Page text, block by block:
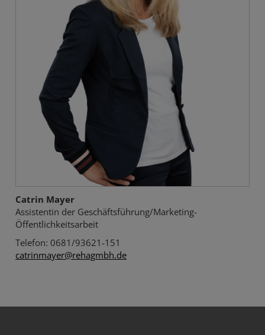
Catrin Mayer
Assistentin der Geschäftsführung/Marketing-
Öffentlichkeitsarbeit
Telefon: 0681/93621-151
catrinmayer@rehagmbh.de